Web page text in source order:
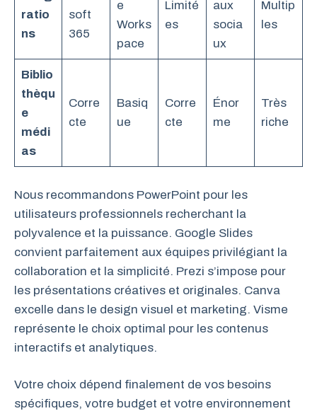
ratio
ns
soft
365
e
Works
pace
Limité
es
aux
socia
ux
Multip
les
Biblio
thèqu
e
médi
as
Corre
cte
Basiq
ue
Corre
cte
Énor
me
Très
riche
Nous recommandons PowerPoint pour les
utilisateurs professionnels recherchant la
polyvalence et la puissance. Google Slides
convient parfaitement aux équipes privilégiant la
collaboration et la simplicité. Prezi s’impose pour
les présentations créatives et originales. Canva
excelle dans le design visuel et marketing. Visme
représente le choix optimal pour les contenus
interactifs et analytiques.
Votre choix dépend finalement de vos besoins
spécifiques, votre budget et votre environnement